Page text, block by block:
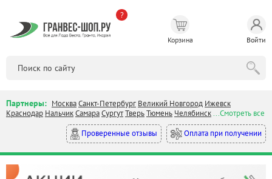
?
Корзина Войти
Партнеры: МоскваСанкт-Петербург Великий Новгород Ижевск
Краснодар НальчикСамараСургутТверьТюмень Челябинск...Смотреть все
Проверенные отзывы
Оплата при получении